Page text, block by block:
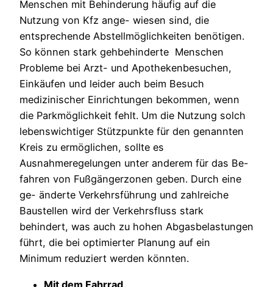
Menschen mit Behinderung häufig auf die
Nutzung von Kfz ange- wiesen sind, die
entsprechende Abstellmöglichkeiten benötigen.
So können stark gehbehinderte Menschen
Probleme bei Arzt- und Apothekenbesuchen,
Einkäufen und leider auch beim Besuch
medizinischer Einrichtungen bekommen, wenn
die Parkmöglichkeit fehlt. Um die Nutzung solch
lebenswichtiger Stützpunkte für den genannten
Kreis zu ermöglichen, sollte es
Ausnahmeregelungen unter anderem für das Be-
fahren von Fußgängerzonen geben. Durch eine
ge- änderte Verkehrsführung und zahlreiche
Baustellen wird der Verkehrsfluss stark
behindert, was auch zu hohen Abgasbelastungen
führt, die bei optimierter Planung auf ein
Minimum reduziert werden könnten.
Mit dem Fahrrad